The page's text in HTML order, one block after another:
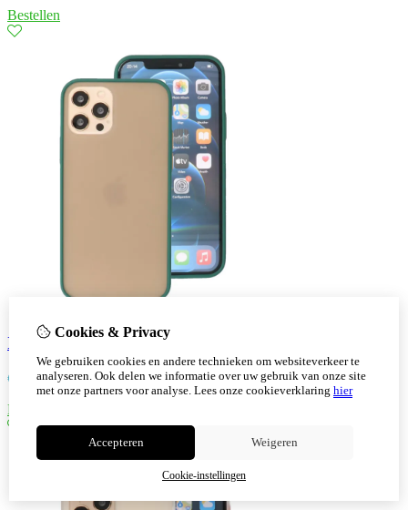
Bestellen
Iphone 12 - 12 Pro Hoesje Hard Case Color Groen
€
7,30
Bestellen
Cookies & Privacy
We gebruiken cookies en andere technieken om websiteverkeer te
analyseren. Ook delen we informatie over uw gebruik van onze site
met onze partners voor analyse. Lees onze cookieverklaring hier
Accepteren Weigeren
Cookie-instellingen